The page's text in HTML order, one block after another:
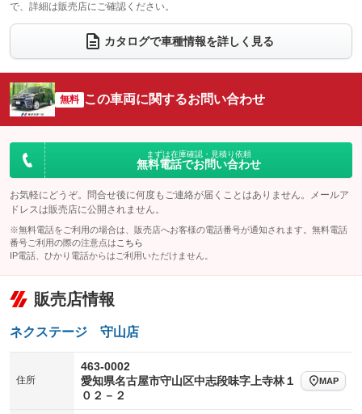
ウォークスルー
電動リアゲート フロントカメラ
：装備なし
シートエアコン
：装備なし 全周囲カメラ
：装備なし
サイドカメラ
：装備なし ルーフレール
：装備なし
エアサスペンション ヘッドライトウォッシャー
で、詳細は販売店にご確認ください。
カタログで車種情報を詳しく見る
無料 この車両に関するお問い合わせ
まずは在庫確認・見積り依頼
無料電話でお問い合わせ
お気軽にどうぞ。問合せ後に何度もご連絡が届くことはありません。メールア
ドレスは販売店に公開されません。
※無料電話をご利用の場合は、販売店へお客様の電話番号が通知されます。無料電話
番号ご利用の際の注意点は こちら
IP電話、ひかり電話からはご利用いただけません。
販売店情報
ネクステージ 守山店
住所
463-0002
愛知県名古屋市守山区中志段味字上寺林１
０２－２
MAP